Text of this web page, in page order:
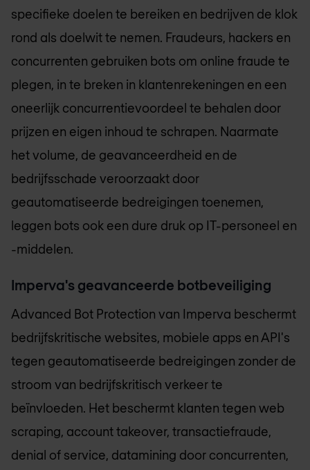
specifieke doelen te bereiken en bedrijven de klok
rond als doelwit te nemen. Fraudeurs, hackers en
concurrenten gebruiken bots om online fraude te
plegen, in te breken in klantenrekeningen en een
oneerlijk concurrentievoordeel te behalen door
prijzen en eigen inhoud te schrapen. Naarmate
het volume, de geavanceerdheid en de
bedrijfsschade veroorzaakt door
geautomatiseerde bedreigingen toenemen,
leggen bots ook een dure druk op IT-personeel en
-middelen.
Imperva's geavanceerde botbeveiliging
Advanced Bot Protection van Imperva beschermt
bedrijfskritische websites, mobiele apps en API's
tegen geautomatiseerde bedreigingen zonder de
stroom van bedrijfskritisch verkeer te
beïnvloeden. Het beschermt klanten tegen web
scraping, account takeover, transactiefraude,
denial of service, datamining door concurrenten,